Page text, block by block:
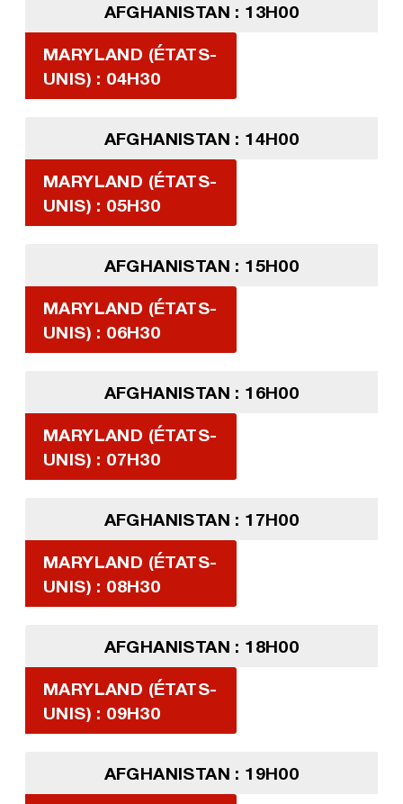
AFGHANISTAN : 13H00
MARYLAND (ÉTATS-
UNIS) : 04H30
AFGHANISTAN : 14H00
MARYLAND (ÉTATS-
UNIS) : 05H30
AFGHANISTAN : 15H00
MARYLAND (ÉTATS-
UNIS) : 06H30
AFGHANISTAN : 16H00
MARYLAND (ÉTATS-
UNIS) : 07H30
AFGHANISTAN : 17H00
MARYLAND (ÉTATS-
UNIS) : 08H30
AFGHANISTAN : 18H00
MARYLAND (ÉTATS-
UNIS) : 09H30
AFGHANISTAN : 19H00